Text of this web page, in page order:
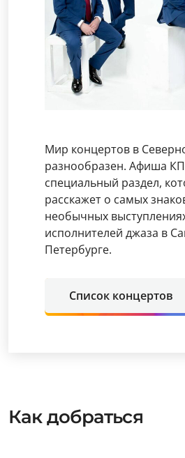
Мир концертов в
разнообразен. Афиша
специальный раздел,
расскажет о самых
необычных
исполнителей джаза в
Петербурге.
Список концертов
Как добраться